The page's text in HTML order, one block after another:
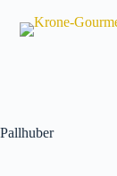
Inhalt
springen
Pallhuber